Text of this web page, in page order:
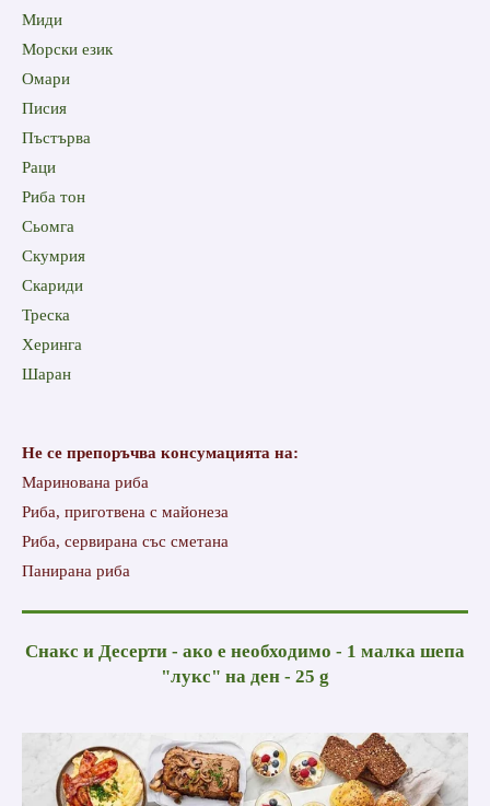
Миди
Морски език
Омари
Писия
Пъстърва
Раци
Риба тон
Сьомга
Скумрия
Скариди
Треска
Херинга
Шаран
Не се препоръчва консумацията на:
Маринована риба
Риба, приготвена с майонеза
Риба, сервирана със сметана
Панирана риба
Снакс и Десерти - ако е необходимо - 1 малка шепа
"лукс" на ден - 25 g